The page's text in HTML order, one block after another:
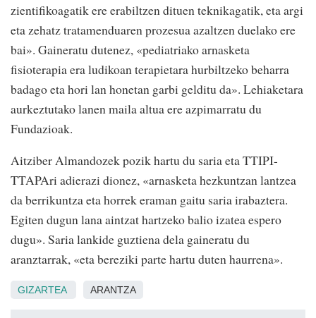
zientifikoagatik ere erabiltzen dituen teknikagatik, eta argi
eta zehatz tratamenduaren prozesua azaltzen duelako ere
bai». Gaineratu dutenez, «pediatriako arnasketa
fisioterapia era ludikoan terapietara hurbiltzeko beharra
badago eta hori lan honetan garbi gelditu da». Lehiaketara
aurkeztutako lanen maila altua ere azpimarratu du
Fundazioak.
Aitziber Almandozek pozik hartu du saria eta TTIPI-
TTAPAri adierazi dionez, «arnasketa hezkuntzan lantzea
da berrikuntza eta horrek eraman gaitu saria irabaztera.
Egiten dugun lana aintzat hartzeko balio izatea espero
dugu». Saria lankide guztiena dela gaineratu du
aranztarrak, «eta bereziki parte hartu duten haurrena».
GIZARTEA ARANTZA